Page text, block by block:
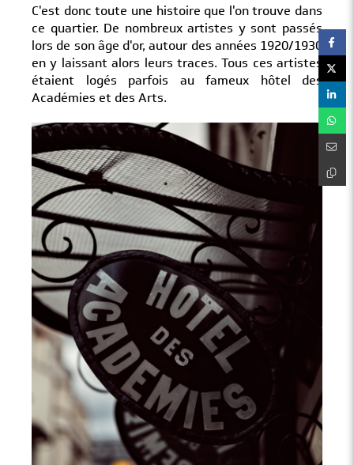
C'est donc toute une histoire que l'on trouve dans
ce quartier. De nombreux artistes y sont passés
lors de son âge d'or, autour des années 1920/1930
en y laissant alors leurs traces. Tous ces artistes
étaient logés parfois au fameux hôtel des
Académies et des Arts.